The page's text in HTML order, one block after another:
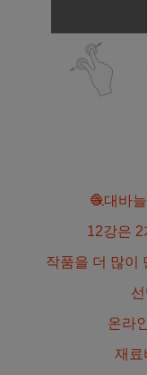
🧶대바
12강은 2
작품을 더 많이
온라
재료